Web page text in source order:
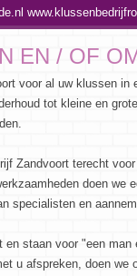
EN / OF
voor al uw klussen in
tot kleine en
Zandvoort terecht voor
doen we
specialisten en
en staan voor "een man
u afspreken, doen we